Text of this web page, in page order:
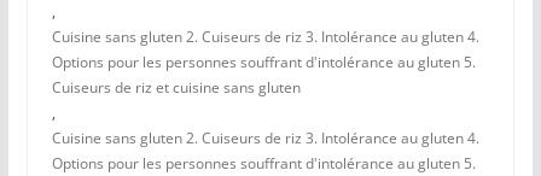
,
Cuisine sans gluten 2. Cuiseurs de riz 3. Intolérance au gluten 4.
Options pour les personnes souffrant d'intolérance au gluten 5.
Cuiseurs de riz et cuisine sans gluten
,
Cuisine sans gluten 2. Cuiseurs de riz 3. Intolérance au gluten 4.
Options pour les personnes souffrant d'intolérance au gluten 5.